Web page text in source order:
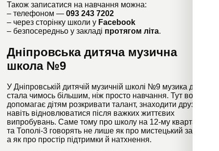
Також записатися на навчання можна:
– телефоном — 093 243 7202
– через сторінку школи у Facebook
– безпосередньо у закладі протягом літа.
Дніпровська дитяча музична
школа №9
У Дніпровській дитячій музичній школі №9 музика давно
стала чимось більшим, ніж просто навчання. Тут вона
допомагає дітям розкривати талант, знаходити друзів і
навіть відновлюватися після важких життєвих
випробувань. Саме тому про школу на 12-му кварталі
та Тополі-3 говорять не лише як про мистецький заклад,
а як про простір підтримки й натхнення.